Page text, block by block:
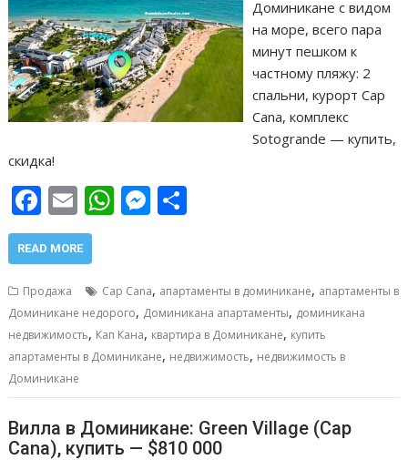
Доминикане с видом
на море, всего пара
минут пешком к
частному пляжу: 2
спальни, курорт Cap
Cana, комплекс
Sotogrande — купить,
скидка!
F
ac
e
b
o
o
k
E
m
ai
W
h
s
A
p
p
M
e
e
n
g
er
р
а
в
и
т
ь
READ MORE
Продажа Cap Cana, апартаменты в доминикане, апартаменты в
Доминикане недорого, Доминикана апартаменты, доминикана
недвижимость, Кап Кана, квартира в Доминикане, купить
апартаменты в Доминикане, недвижимость, недвижимость в
Доминикане
Вилла в Доминикане: Green Village (Cap
Cana), купить — $810 000